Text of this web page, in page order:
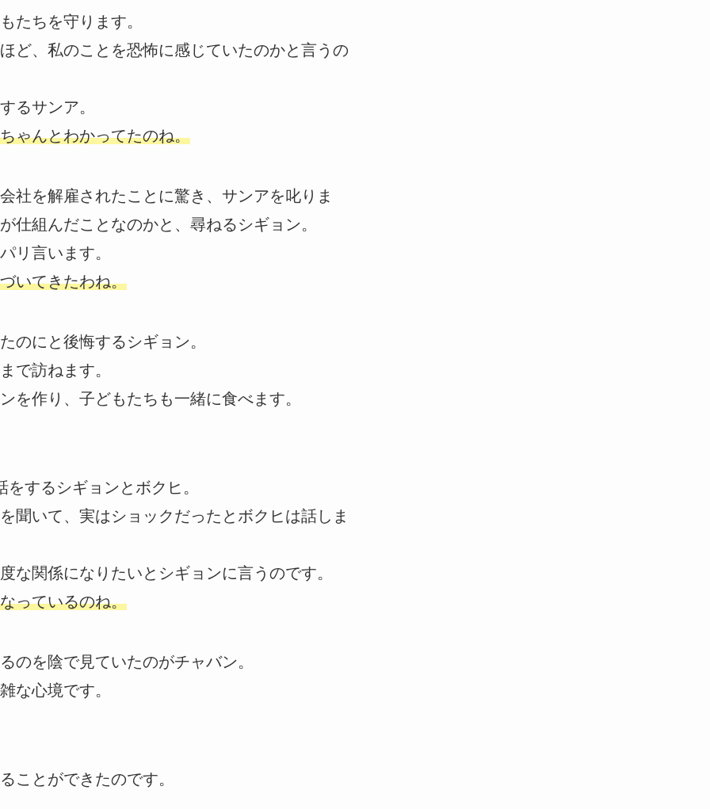
たちを守ります。
ど、私のことを恐怖に感じていたのかと言うの
るサンア。
ゃんとわかってたのね。
社を解雇されたことに驚き、サンアを叱りま
仕組んだことなのかと、尋ねるシギョン。
リ言います。
いてきたわね。
のにと後悔するシギョン。
で訪ねます。
を作り、子どもたちも一緒に食べます。
するシギョンとボクヒ。
聞いて、実はショックだったとボクヒは話しま
な関係になりたいとシギョンに言うのです。
っているのね。
のを陰で見ていたのがチャバン。
な心境です。
ことができたのです。